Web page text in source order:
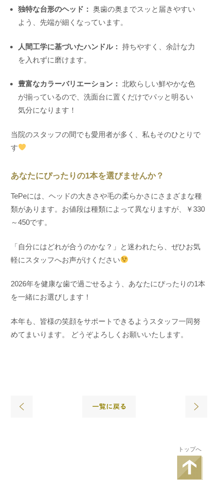
独特な台形のヘッド： 奥歯の奥までスッと届きやすい
よう、先端が細くなっています。
人間工学に基づいたハンドル： 持ちやすく、余計な力
を入れずに磨けます。
豊富なカラーバリエーション： 北欧らしい鮮やかな色
が揃っているので、洗面台に置くだけでパッと明るい
気分になります！
当院のスタッフの間でも愛用者が多く、私もそのひとりで
す
あなたにぴったりの1本を選びませんか？
TePeには、ヘッドの大きさや毛の柔らかさにさまざまな種
類があります。お値段は種類によって異なりますが、￥330
～450です。
「自分にはどれが合うのかな？」と迷われたら、ぜひお気
軽にスタッフへお声がけください
2026年を健康な歯で過ごせるよう、あなたにぴったりの1本
を一緒にお選びします！
本年も、皆様の笑顔をサポートできるようスタッフ一同努
めてまいります。 どうぞよろしくお願いいたします。
トップへ